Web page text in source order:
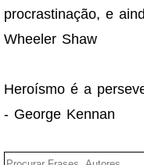
procrastinação, e
Wheeler Shaw
Heroísmo é a
- George Kennan